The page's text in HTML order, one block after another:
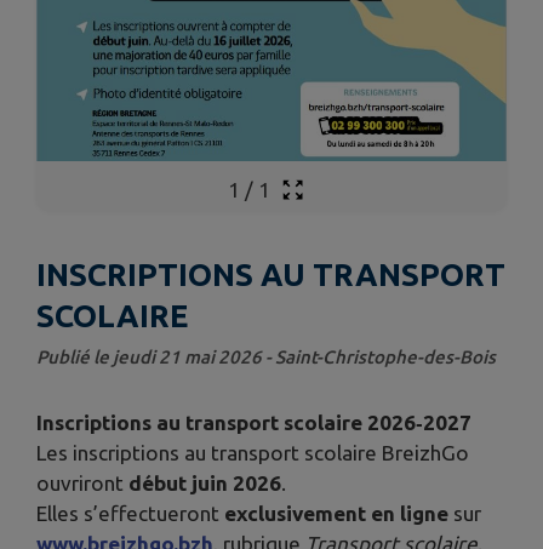
1 / 1
INSCRIPTIONS AU TRANSPORT
SCOLAIRE
Publié le jeudi 21 mai 2026 - Saint-Christophe-des-Bois
Inscriptions au transport scolaire 2026‑2027
Les inscriptions au transport scolaire BreizhGo
ouvriront début juin 2026.
Elles s’effectueront exclusivement en ligne sur
www.breizhgo.bzh, rubrique Transport scolaire.